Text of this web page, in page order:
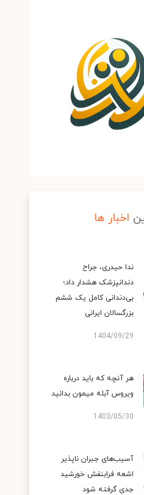
اخبار ها
ندا حیدری، جراح
دندانپزشک هشدار داد؛
بی‌دندانی کامل یک ششم
بزرگسالان ایرانی
1404/09/29
هر آنچه که باید درباره
ویروس آبله میمون بدانید
1403/05/30
آسیب‌های جبران ناپذیر
اشعه فرابنفش خورشید
جدی گرفته شود